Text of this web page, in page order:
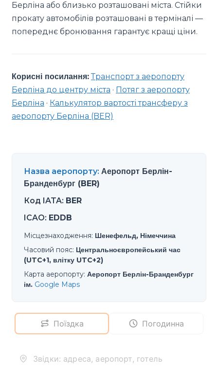
Берліна або близько розташовані міста. Стійки
прокату автомобілів розташовані в терміналі —
попереднє бронювання гарантує кращі ціни.
Корисні посилання: Транспорт з аеропорту
Берліна до центру міста · Потяг з аеропорту
Берліна · Калькулятор вартості трансферу з
аеропорту Берліна (BER)
Назва аеропорту: Аеропорт Берлін-
Бранденбург (BER)
Код IATA: BER
ICAO: EDDB
Місцезнаходження: Шенефельд, Німеччина
Часовий пояс: Центральноєвропейський час
(UTC+1, влітку UTC+2)
Карта аеропорту: Аеропорт Берлін-Бранденбург
ім. Google Maps